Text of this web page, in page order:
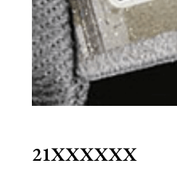
21XXXXXX